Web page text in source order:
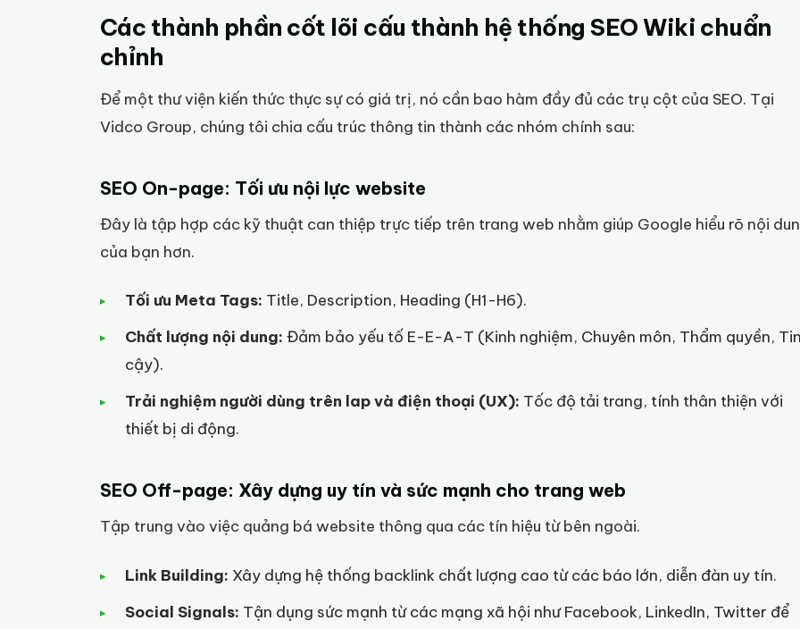
Các thành phần cốt lõi cấu thành hệ thống SEO Wiki chuẩn
chỉnh
Để một thư viện kiến thức thực sự có giá trị, nó cần bao hàm đầy đủ các trụ cột của SEO. Tại
Vidco Group, chúng tôi chia cấu trúc thông tin thành các nhóm chính sau:
SEO On-page: Tối ưu nội lực website
Đây là tập hợp các kỹ thuật can thiệp trực tiếp trên trang web nhằm giúp Google hiểu rõ nội
của bạn hơn.
Tối ưu Meta Tags: Title, Description, Heading (H1-H6).
Chất lượng nội dung: Đảm bảo yếu tố E-E-A-T (Kinh nghiệm, Chuyên môn, Thẩm quyền,
cậy).
Trải nghiệm người dùng trên lap và điện thoại (UX): Tốc độ tải trang, tính thân thiện với
thiết bị di động.
SEO Off-page: Xây dựng uy tín và sức mạnh cho trang web
Tập trung vào việc quảng bá website thông qua các tín hiệu từ bên ngoài.
Link Building: Xây dựng hệ thống backlink chất lượng cao từ các báo lớn, diễn đàn uy tín.
Social Signals: Tận dụng sức mạnh từ các mạng xã hội như Facebook, LinkedIn, Twitter để